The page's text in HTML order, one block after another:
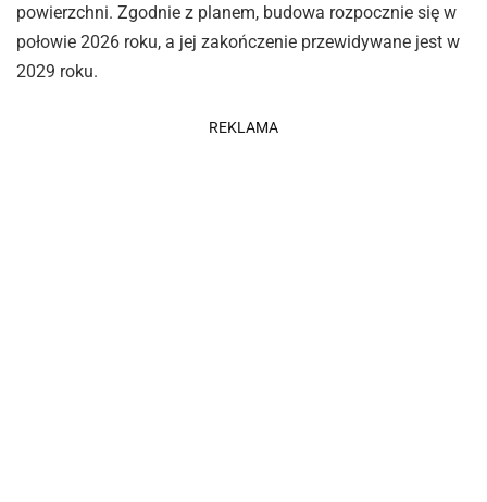
powierzchni. Zgodnie z planem, budowa rozpocznie się w
połowie 2026 roku, a jej zakończenie przewidywane jest w
2029 roku.
REKLAMA